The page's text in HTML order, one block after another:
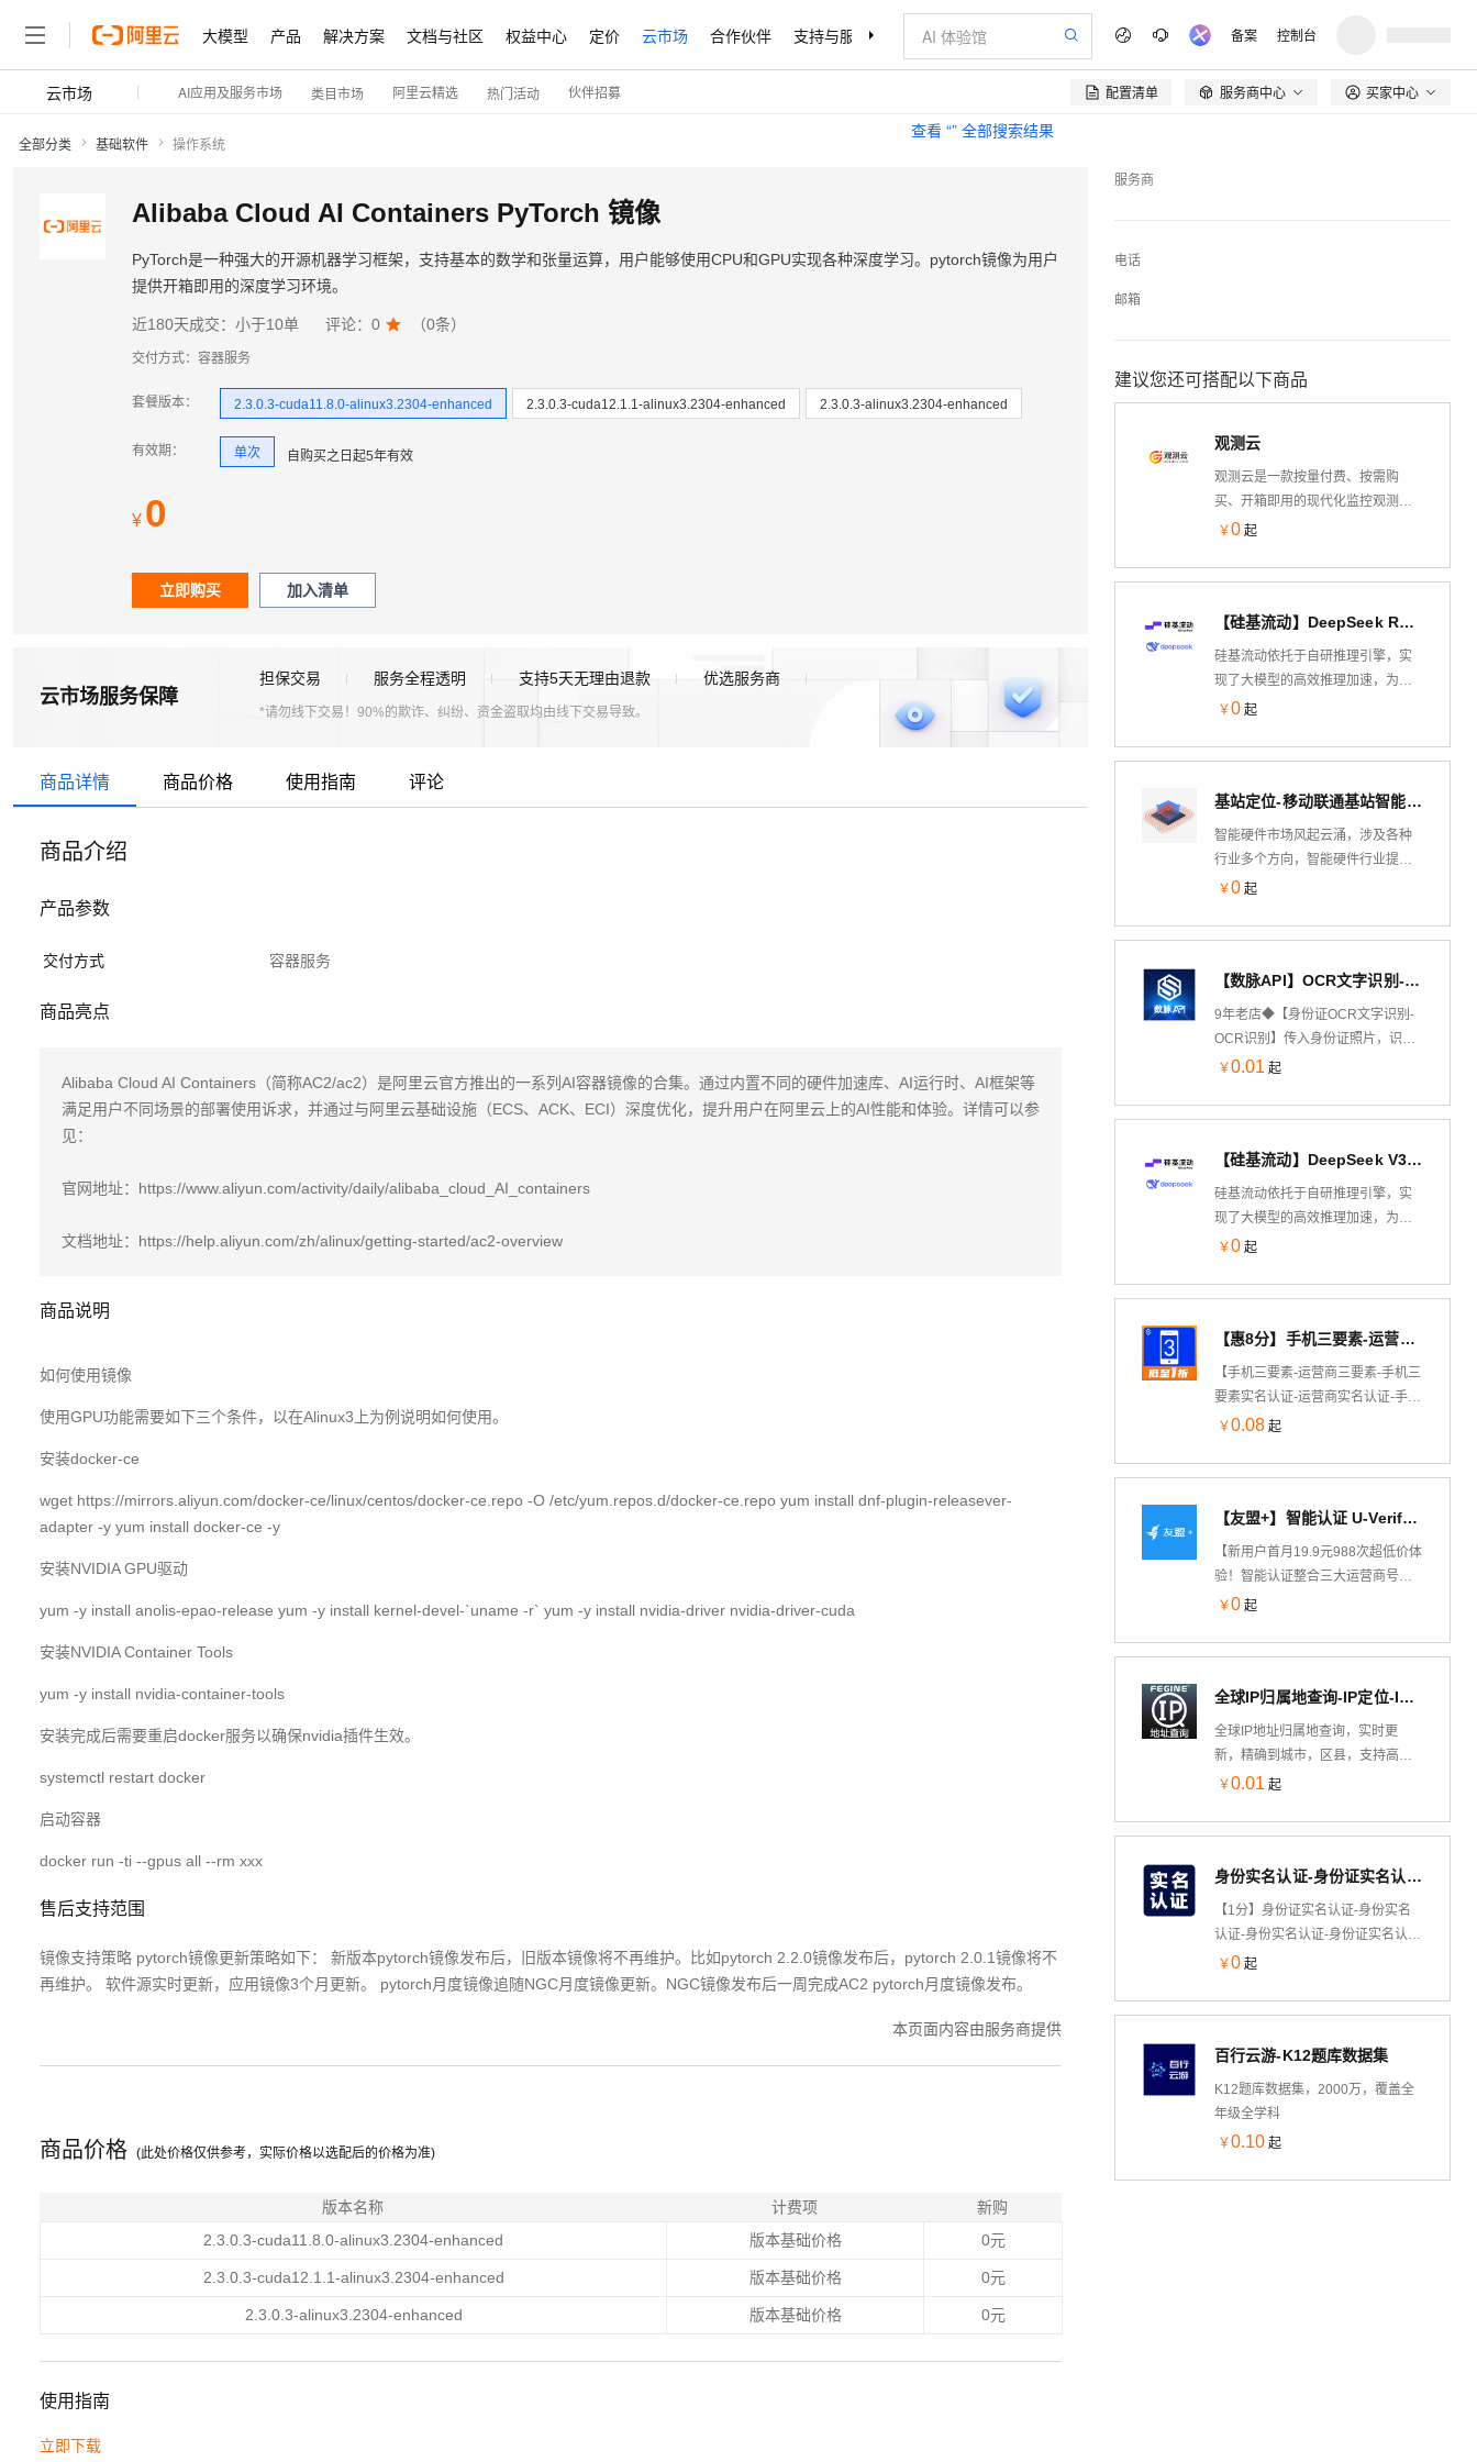
大模型 产品 解决方案 文档与社区 权益中心 定价 云市场 合作伙伴 支持与服务 了解阿里云
查看 “” 全部搜索结果
备案 控制台
云市场 AI应用及服务市场 类目市场 阿里云精选 热门活动 伙伴招募 配置清单  服务商中心 买家中心
全部分类 基础软件 操作系统
Alibaba Cloud AI Containers PyTorch 镜像
PyTorch是一种强大的开源机器学习框架，支持基本的数学和张量运算，用户能够使用CPU和GPU实现各种深度学习。pytorch镜像为用户
提供开箱即用的深度学习环境。
近180天成交： 小于10单 评论： 0  （0条）
交付方式： 容器服务
套餐版本： 2.3.0.3-cuda11.8.0-alinux3.2304-enhanced 2.3.0.3-cuda12.1.1-alinux3.2304-enhanced 2.3.0.3-alinux3.2304-enhanced
有效期 ： 单次 自购买之日起5年有效
¥ 0
立即购买 加入清单
云市场服务保障
担保交易 服务全程透明 支持5天无理由退款 优选服务商
*请勿线下交易！90%的欺诈、纠纷、资金盗取均由线下交易导致。
商品详情 商品价格 使用指南 评论
商品介绍
产品参数
交付方式 容器服务
商品亮点
Alibaba Cloud AI Containers（简称AC2/ac2）是阿里云官方推出的一系列AI容器镜像的合集。通过内置不同的硬件加速库、AI运行时、AI框架等
满足用户不同场景的部署使用诉求，并通过与阿里云基础设施（ECS、ACK、ECI）深度优化，提升用户在阿里云上的AI性能和体验。详情可以参
见：
官网地址：https://www.aliyun.com/activity/daily/alibaba_cloud_AI_containers
文档地址：https://help.aliyun.com/zh/alinux/getting-started/ac2-overview
商品说明
如何使用镜像
使用GPU功能需要如下三个条件，以在Alinux3上为例说明如何使用。
安装docker-ce
wget https://mirrors.aliyun.com/docker-ce/linux/centos/docker-ce.repo -O /etc/yum.repos.d/docker-ce.repo yum install dnf-plugin-releasever-
adapter -y yum install docker-ce -y
安装NVIDIA GPU驱动
yum -y install anolis-epao-release yum -y install kernel-devel-`uname -r` yum -y install nvidia-driver nvidia-driver-cuda
安装NVIDIA Container Tools
yum -y install nvidia-container-tools
安装完成后需要重启docker服务以确保nvidia插件生效。
systemctl restart docker
启动容器
docker run -ti --gpus all --rm xxx
售后支持范围
镜像支持策略 pytorch镜像更新策略如下： 新版本pytorch镜像发布后，旧版本镜像将不再维护。比如pytorch 2.2.0镜像发布后，pytorch 2.0.1镜像将不
再维护。 软件源实时更新，应用镜像3个月更新。 pytorch月度镜像追随NGC月度镜像更新。NGC镜像发布后一周完成AC2 pytorch月度镜像发布。
本页面内容由服务商提供
商品价格 (此处价格仅供参考，实际价格以选配后的价格为准)
版本名称 计费项
新购
2.3.0.3-cuda11.8.0-alinux3.2304-enhanced
版本基础价格 0元
2.3.0.3-cuda12.1.1-alinux3.2304-enhanced 版本基础价格 0元
2.3.0.3-alinux3.2304-enhanced 版本基础价格 0元
使用指南
立即下载
服务商
电话
邮箱
建议您还可搭配以下商品
观测云
观测云是一款按量付费、按需购
买、开箱即用的现代化监控观测产
品，全面覆盖从 App、Web 到基础
（metrics、logs、trace、events）
的强大数据接入与分析平台。观测
云致力于为用户提供统一，智能，
￥0 起
【硅基流动】DeepSeek R1 模型推理服务
硅基流动依托于自研推理引擎，实
现了大模型的高效推理加速，为开
发者提供极速响应、价格亲民、体
来的高昂算力成本，助力开发者和
企业聚焦产品创新。
￥0 起
基站定位-移动联通基站智能硬件导航-解决方案
智能硬件市场风起云涌，涉及各种
行业多个方向，智能硬件行业提供
LBS解决方案，满足智能硬件定
网、飞行器等。
￥0 起
【数脉API】OCR文字识别-身份证OCR识别-身份证图片信息识别-身份证正反面识别-身份证双面识别-身份证头像...
9年老店◆【身份证OCR文字识别-
OCR识别】传入身份证照片，识别
照片文字信息并返回，包括姓名、
像；格式为 JPG(JPEG)，BMP，
PNG，GIF，TIFF（小写也可以），
宽和⾼大于 8px，⼩于等于
速度快，稳定性高。品质保障◆金
牌售后—阿里云6星级金牌服务商
￥0.01 起
【硅基流动】DeepSeek V3 模型推理服务
硅基流动依托于自研推理引擎，实
现了大模型的高效推理加速，为开
发者提供极速响应、价格亲民、体
来的高昂算力成本，助力开发者和
企业聚焦产品创新。
￥0 起
【惠8分】手机三要素-运营商三要素-手机三要素实名认证-运营商实名认证-手机号三要素核验-运营商三要素实名...
【手机三要素-运营商三要素-手机三
要素实名认证-运营商实名认证-手机
号三要素核验-运营商三要素实名认
源，支持四网合一（移动、联通、
电信、广电），支持携号转网查
询。毫秒级响应，支持高并发，24h
务。
￥0.08 起
【友盟+】智能认证 U-Verify（一键登录）
【新用户首月19.9元988次超低价体
验！智能认证整合三大运营商号码
认证能力，提供安全、极速的登录
￥0 起
全球IP归属地查询-IP定位-IP查询-支持高并发-毫秒级-免费
全球IP地址归属地查询，实时更
新，精确到城市，区县，支持高并
发，平均延迟20ms，将IP信息转换
￥0.01 起
身份实名认证-身份证实名认证-身份证实名-实名认证-身份证二要素-身份证实名认证-身份实名认证-身份证号码...
【1分】身份证实名认证-身份实名
认证-身份实名认证-身份证实名认
证-身份证二要素-身份证实名认证-
认证-身份实名认证-身份实名认证-
身份证实名认证-身份证实名认证-身
份证实名认证-身份实名认证-实名认
口-身份实名验证-身份实名验证-身
份实名验证-身份证二要素-身份证二
￥0 起
百行云游-K12题库数据集
K12题库数据集，2000万，覆盖全
年级全学科
￥0.10 起